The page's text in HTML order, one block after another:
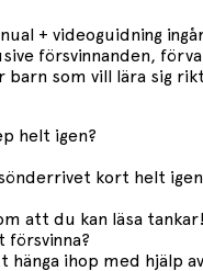
+ videoguidning
försvinnanden,
som vill lära sig
helt igen?
kort helt
att du kan läsa tankar!
försvinna?
hänga ihop med hjälp